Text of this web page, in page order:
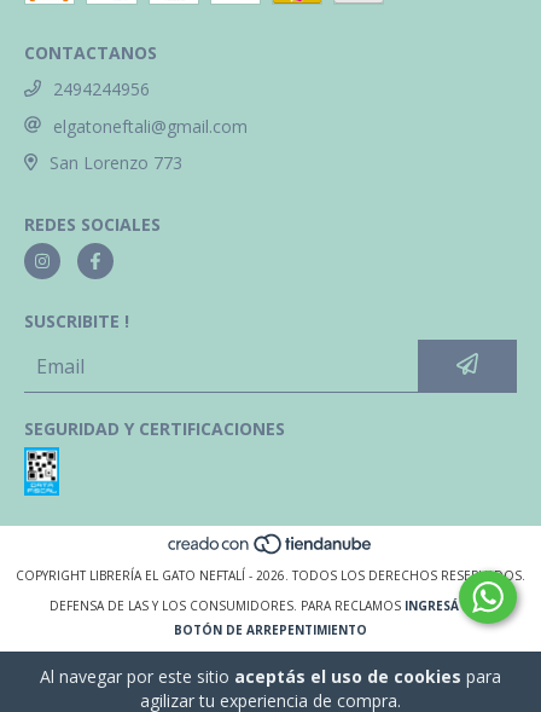
Al navegar por este sitio aceptás el uso de cookies para
agilizar tu experiencia de compra.
CONTACTANOS
2494244956
elgatoneftali@gmail.com
San Lorenzo 773
REDES SOCIALES
SUSCRIBITE !
SEGURIDAD Y CERTIFICACIONES
COPYRIGHT LIBRERÍA EL GATO NEFTALÍ - 2026. TODOS LOS DERECHOS RESERVADOS.
DEFENSA DE LAS Y LOS CONSUMIDORES. PARA RECLAMOS INGRESÁ ACÁ.
BOTÓN DE ARREPENTIMIENTO